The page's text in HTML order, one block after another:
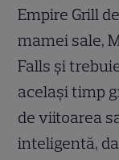
Empire Grill
mamei sale,
Falls şi
acelaşi timp
de viitoarea
inteligentă,